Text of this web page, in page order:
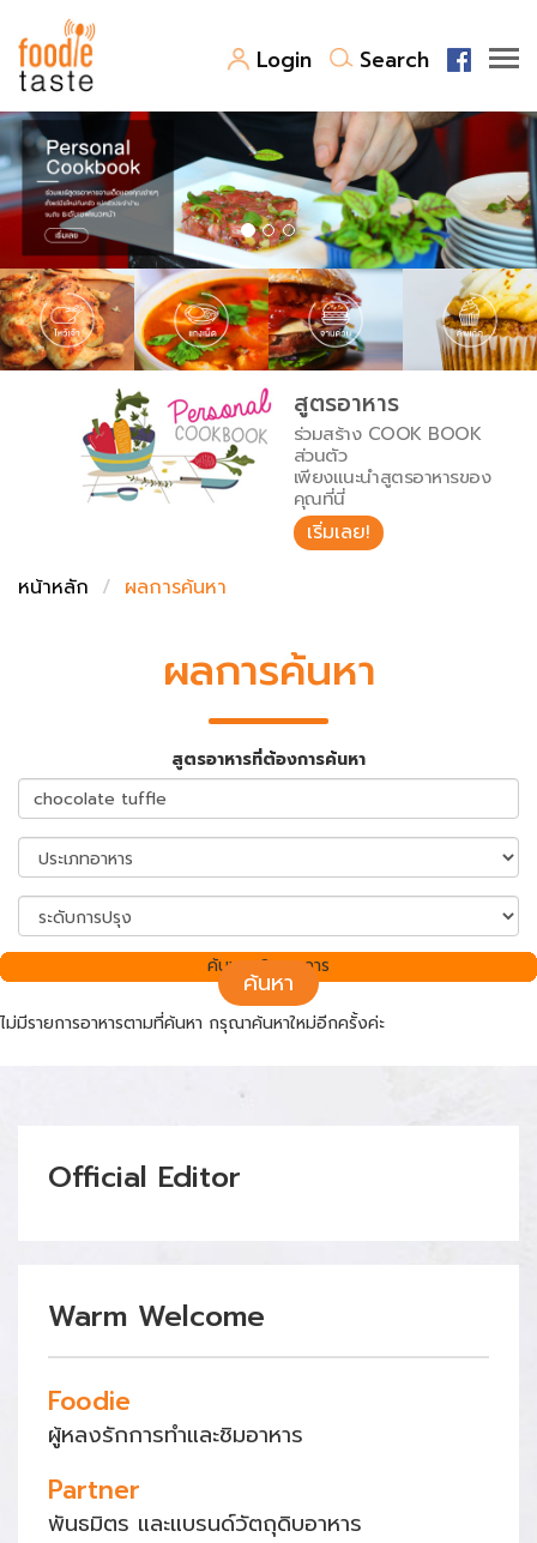
Login Search
สูตรอาหาร
สูตรอาหารล่าสุด
Top Foodie
พาไปชิม
สารพันก้นครัว
เคล็ดลับน่ารู้
เปรียบเทียบหน่วยการตวง
เปรียบเทียบอุณหภูมิ
เปรียบเทียบน้ำหนักวัตถุดิบ
FoodPedia
สร้าง Cookbook
สูตรอาหาร
ร่วมสร้าง COOK BOOK
ส่วนตัว
เพียงแนะนำสูตรอาหารของ
คุณที่นี่
เริ่มเลย!
หน้าหลัก
ผลการค้นหา
ผลการค้นหา
สูตรอาหารที่ต้องการค้นหา
ค้นหา
ไม่มีรายการอาหารตามที่ค้นหา กรุณาค้นหาใหม่อีกครั้งค่ะ
ค้นพบ 0 รายการ
Official Editor
Warm Welcome
Foodie
ผู้หลงรักการทำและชิมอาหาร
Partner
พันธมิตร และแบรนด์วัตถุดิบอาหาร